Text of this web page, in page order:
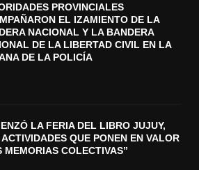
PROVINCIALES
EL IZAMIENTO DE LA
NACIONAL Y LA BANDERA
DE LA LIBERTAD CIVIL EN LA
DE LA POLICÍA
LA FERIA DEL LIBRO JUJUY,
QUE PONEN EN VALOR
MEMORIAS COLECTIVAS”